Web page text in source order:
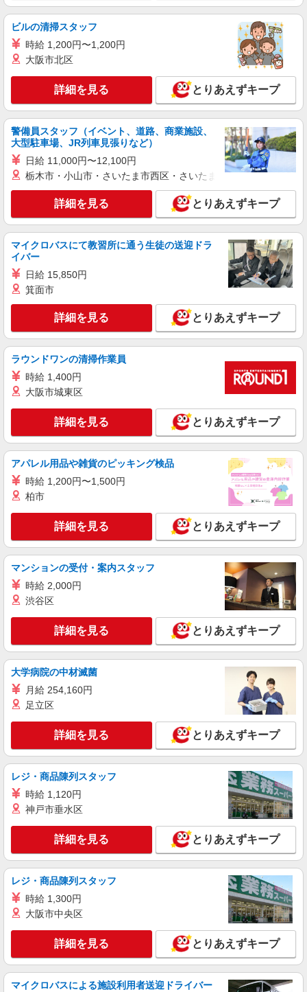
詳細を見る
派遣社員
株式会社グロップ 名古屋オフィス
基板への部品の組み付け／軽作業／土日祝休み
／車通勤
時給1,300円〜1625円＋交通費全額支給 ※残業
発生時は時給25％アップ ※交通費支給規定あり
※給与の希望日払い制度あり（規定あり） ＜月収
例＞ ※21日勤務の場合 時給1,300円×7.75時間
×21日⇒211,575円＋残業代＋交通費
雇入れ直後：愛知県豊橋市三弥町 変更の範
囲：会社の定める就業場所
キープ 詳細を見る
株式会社グロップ 名古屋オフィス
輸入車のメンテナンス／検査／土日休み／車通
時給1,350円〜1,688円＋交通費全額支給 ※給
与の希望日払い制度あり ※残業代は別途全額支給
収例＞ ＊月22日勤務の場合 時給1,350円×8時間
×22日＋残業40時間（67,520円）⇒305,120円＋交
通費
雇入れ直後：愛知県豊橋市 変更の範囲：会社
の定める就業場所
キープ 詳細を見る
派遣社員
株式会社ユース.TR/t01_0276
手のひらサイズ部品の検査作業
時給1195円
愛知県豊橋市
詳細を見る
派遣社員
輸入車の拭上げ・装備品取付
時給1,400円 ★月収例／22万500円（実動
7.5h、21日勤務の場合）
詳細を見る
躍進株式会社
電気自動車のカンタン拭上げ
キープ 詳細を見る
派遣社員
躍進株式会社
時給1,400円 ★月収例／22万500円（実動
7.5h、21日勤務の場合）
愛知県豊橋市神野西町
キープ 詳細を見る
ビルの清掃スタッフ
時給 1,200円〜1,200円
大阪市北区
詳細を見る とりあえずキープ
警備員スタッフ（イベント、道路、商業施設、
大型駐車場、JR列車見張りなど）
日給 11,000円〜12,100円
栃木市・小山市・さいたま市西区・さいたま市岩槻区・久喜市・
詳細を見る とりあえずキープ
マイクロバスにて教習所に通う生徒の送迎ドラ
イバー
日給 15,850円
箕面市
詳細を見る とりあえずキープ
ラウンドワンの清掃作業員
時給 1,400円
大阪市城東区
詳細を見る とりあえずキープ
アパレル用品や雑貨のピッキング検品
時給 1,200円〜1,500円
柏市
詳細を見る とりあえずキープ
マンションの受付・案内スタッフ
時給 2,000円
渋谷区
詳細を見る とりあえずキープ
大学病院の中材滅菌
月給 254,160円
足立区
詳細を見る とりあえずキープ
レジ・商品陳列スタッフ
時給 1,120円
神戸市垂水区
詳細を見る とりあえずキープ
レジ・商品陳列スタッフ
時給 1,300円
大阪市中央区
詳細を見る とりあえずキープ
マイクロバスによる施設利用者送迎ドライバー